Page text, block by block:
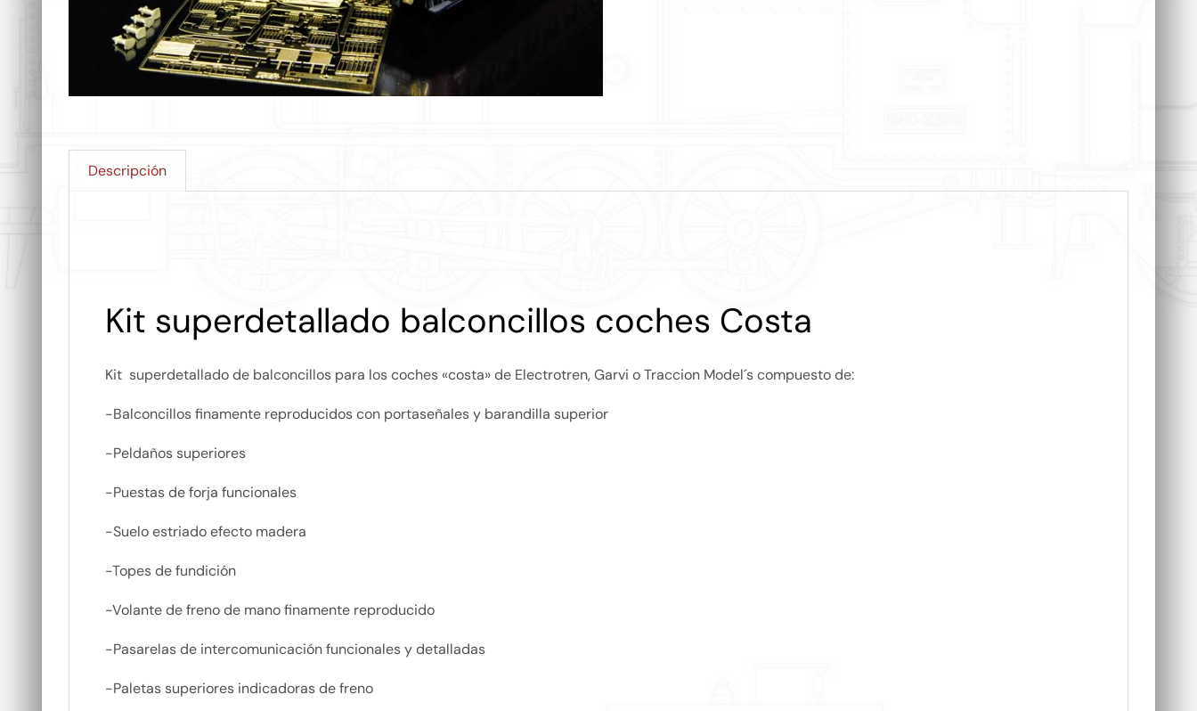
Descripción
Kit superdetallado balconcillos coches Costa
Kit superdetallado de balconcillos para los coches «costa» de Electrotren, Garvi o Traccion Model´s compuesto de:
-Balconcillos finamente reproducidos con portaseñales y barandilla superior
-Peldaños superiores
-Puestas de forja funcionales
-Suelo estriado efecto madera
-Topes de fundición
-Volante de freno de mano finamente reproducido
-Pasarelas de intercomunicación funcionales y detalladas
-Paletas superiores indicadoras de freno